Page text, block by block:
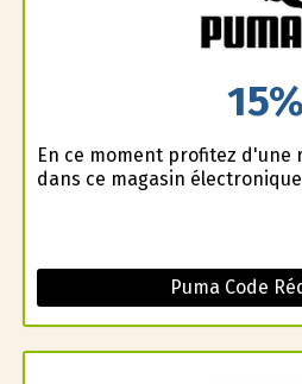
15%
En ce moment profitez d'une
dans ce magasin
Puma Code